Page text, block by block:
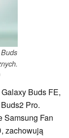
Buds FE,
Pro.
Samsung Fan
zachowują